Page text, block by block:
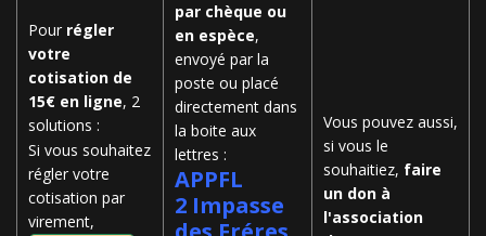
Pour régler
votre
cotisation de
15€ en ligne, 2
solutions :
Si vous souhaitez
régler votre
cotisation par
virement,
par chèque ou
en espèce,
envoyé par la
poste ou placé
directement dans
la boite aux
lettres :
APPFL
2 Impasse
Vous pouvez aussi,
si vous le
souhaitiez, faire
un don à
l'association